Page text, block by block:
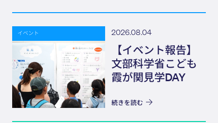
イベント 2026.08.04
【イベント報告】
文部科学省こども
霞が関見学DAY
続きを読む